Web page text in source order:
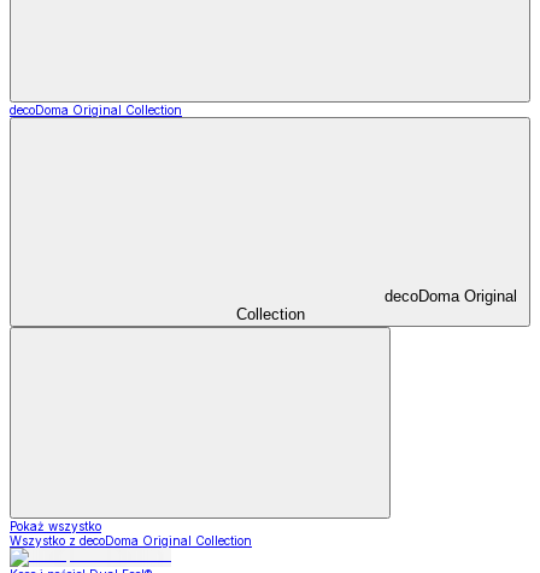
decoDoma Original Collection
decoDoma Original
Collection
Pokaż wszystko
Wszystko z decoDoma Original Collection